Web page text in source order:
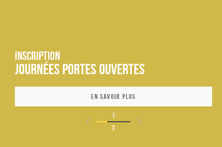
Inscription
Journées Portes Ouvertes
En savoir plus
1
3